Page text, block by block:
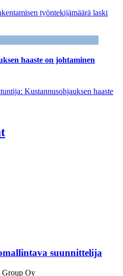
työntekijämäärä laski
haaste on johtaminen
Kustannusohjauksen haaste
suunnittelija
Group Oy